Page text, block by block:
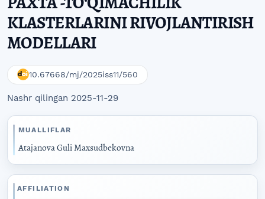
KLASTERLARINI RIVOJLANTIRISH
MODELLARI
10.67668/mj/2025iss11/560
Nashr qilingan 2025-11-29
MUALLIFLAR
Atajanova Guli Maxsudbekovna
AFFILIATION